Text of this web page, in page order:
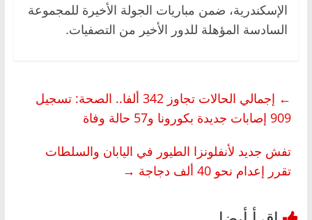
الإسكندرية، ضمن مباريات الجولة الأخيرة للمجموعة
السادسة المؤهلة للدور الأخير من التصفيات.
←
إجمالي الحالات تجاوز 342 ألفا.. الصحة: تسجيل
909 إصابات جديدة بكورونا و57 حالة وفاة
تفش جديد لأنفلونزا الطيور في اليابان والسلطات
تقرر إعدام نحو 40 ألف دجاجة
→